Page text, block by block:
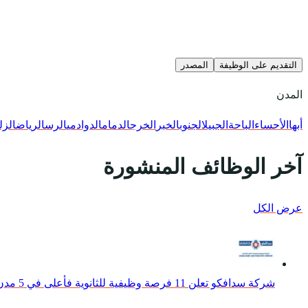
التقديم على الوظيفة المصدر
المدن
أبها الأحساء الباحة الجبيلالجنوبالخبر الخرجالدمامالدوادميالرسالرياض
آخر الوظائف المنشورة
عرض الكل
شركة سدافكو تعلن 11 فرصة وظيفية للثانوية فأعلى في 5 مدن بالمملكة